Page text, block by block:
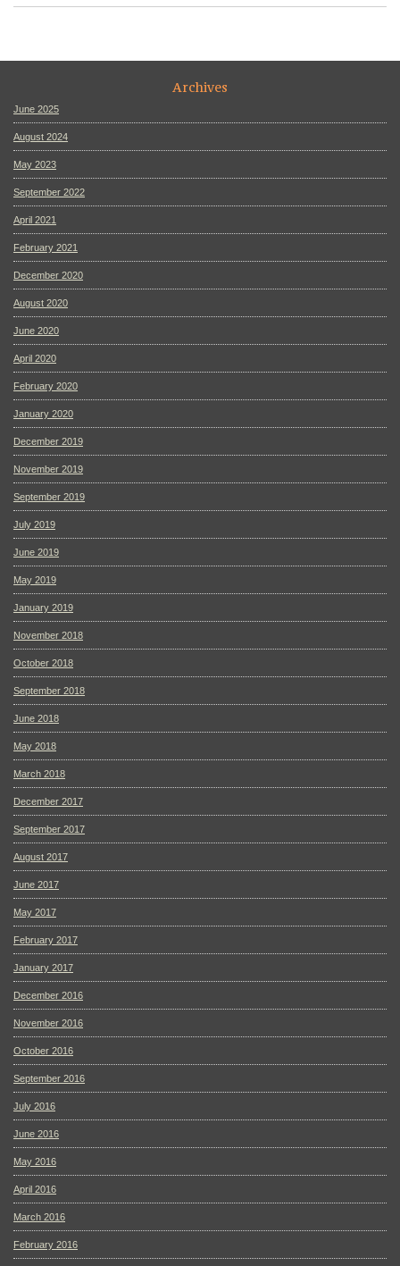
Archives
June 2025
August 2024
May 2023
September 2022
April 2021
February 2021
December 2020
August 2020
June 2020
April 2020
February 2020
January 2020
December 2019
November 2019
September 2019
July 2019
June 2019
May 2019
January 2019
November 2018
October 2018
September 2018
June 2018
May 2018
March 2018
December 2017
September 2017
August 2017
June 2017
May 2017
February 2017
January 2017
December 2016
November 2016
October 2016
September 2016
July 2016
June 2016
May 2016
April 2016
March 2016
February 2016